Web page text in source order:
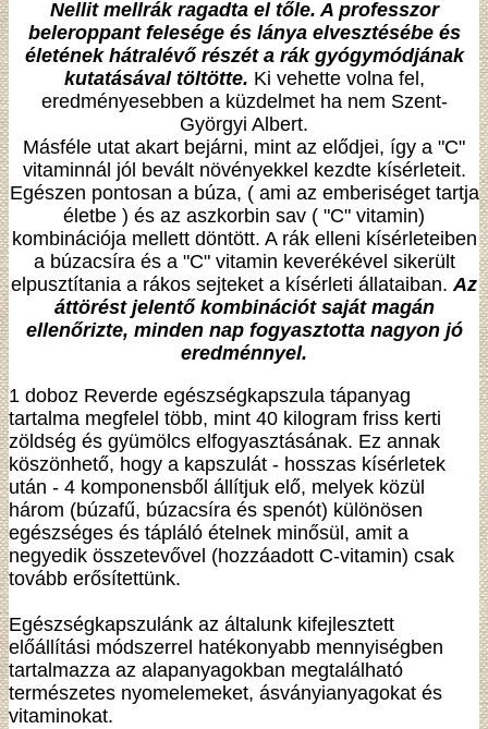
Nellit mellrák ragadta el tőle. A professzor
beleroppant felesége és lánya elvesztésébe és
életének hátralévő részét a rák gyógymódjának
kutatásával töltötte. Ki vehette volna fel,
eredményesebben a küzdelmet ha nem Szent-
Györgyi Albert.
Másféle utat akart bejárni, mint az elődjei, így a "C"
vitaminnál jól bevált növényekkel kezdte kísérleteit.
Egészen pontosan a búza, ( ami az emberiséget tartja
életbe ) és az aszkorbin sav ( "C" vitamin)
kombinációja mellett döntött. A rák elleni kísérleteiben
a búzacsíra és a "C" vitamin keverékével sikerült
elpusztítania a rákos sejteket a kísérleti állataiban. Az
áttörést jelentő kombinációt saját magán
ellenőrizte, minden nap fogyasztotta nagyon jó
eredménnyel.
1 doboz Reverde egészségkapszula tápanyag
tartalma megfelel több, mint 40 kilogram friss kerti
zöldség és gyümölcs elfogyasztásának. Ez annak
köszönhető, hogy a kapszulát - hosszas kísérletek
után - 4 komponensből állítjuk elő, melyek közül
három (búzafű, búzacsíra és spenót) különösen
egészséges és tápláló ételnek minősül, amit a
negyedik összetevővel (hozzáadott C-vitamin) csak
tovább erősítettünk.
Egészségkapszulánk az általunk kifejlesztett
előállítási módszerrel hatékonyabb mennyiségben
tartalmazza az alapanyagokban megtalálható
természetes nyomelemeket, ásványianyagokat és
vitaminokat.